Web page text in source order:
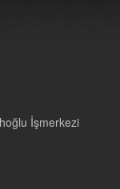
İşmerkezi